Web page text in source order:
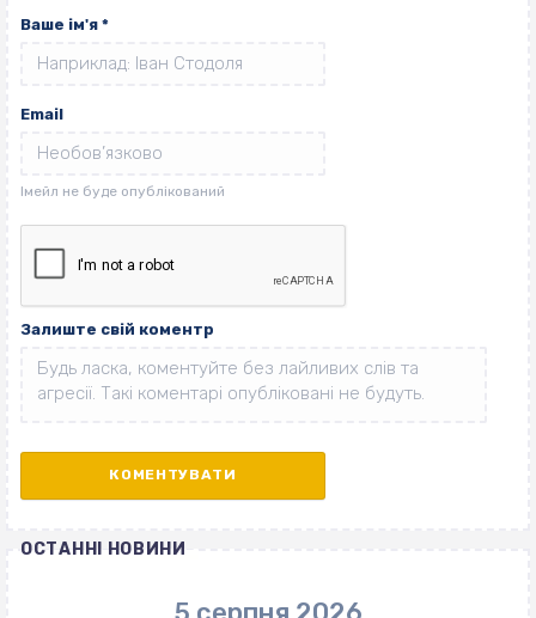
Ваше ім'я *
Email
Залиште свій коментр
ОСТАННІ НОВИНИ